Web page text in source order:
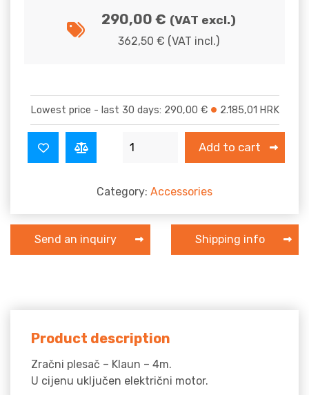
290,00 € (VAT excl.)
362,50 € (VAT incl.)
Lowest price - last 30 days: 290,00 € 2.185,01 HRK
Add to cart
Category: Accessories
Send an inquiry Shipping info
Product description
Zračni plesač – Klaun – 4m.
U cijenu uključen električni motor.